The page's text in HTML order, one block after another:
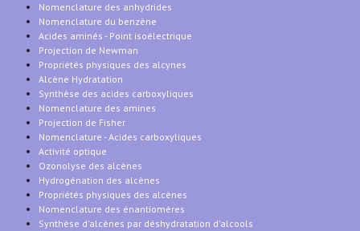
Nomenclature des anhydrides
Nomenclature du benzène
Acides aminés - Point isoélectrique
Projection de Newman
Propriétés physiques des alcynes
Alcène Hydratation
Synthèse des acides carboxyliques
Nomenclature des amines
Projection de Fisher
Nomenclature - Acides carboxyliques
Activité optique
Ozonolyse des alcènes
Hydrogénation des alcènes
Propriétés physiques des alcènes
Nomenclature des énantiomères
Synthèse d'alcènes par déshydratation d'alcools